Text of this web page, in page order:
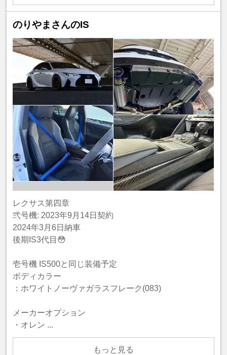
のりやまさんのIS
レクサス第四章
弐号機: 2023年9月14日契約
2024年3月6日納車
後期IS3代目😳
壱号機 IS500と同じ装備予定
ボディカラー
：ホワイトノーヴァガラスフレーク(083)
メーカーオプション
・オレン ...
もっと見る